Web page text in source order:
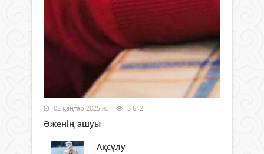
02 қаңтар 2025 ж. 3 612
Әженің ашуы
Ақсұлу